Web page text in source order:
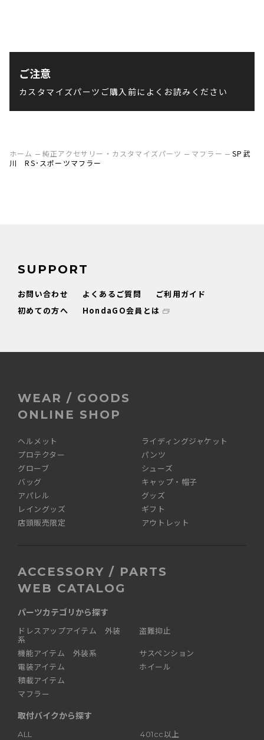
ご注意
カスタマイズパーツご購入前によくお読みください
ホーム 純正アクセサリー・カスタマイズパーツ マフラー
SP武
川 RS･スポーツマフラー
SUPPORT
お問い合わせ よくあるご質問
ご利用ガイド
初めての方へ
HondaGO会員とは
WEAR / GOODS
ONLINE SHOP
ヘルメット
ライディングジャケット
プロテクター
パンツ
グローブ
シューズ
バッグ
キャップ・帽子
アパレル
グッズ
レイングッズ
ギフト
店頭販売限定
アウトレット
ACCESSORY / PARTS
WEB CATALOG
パーツカテゴリから探す
ドレスアップアイテム 外装
系
機能アイテム 外装系
電装アイテム
積載アイテム
マフラー
盗難抑止
サスペンション
ホイール
取付バイクから探す
ALL
401cc以上